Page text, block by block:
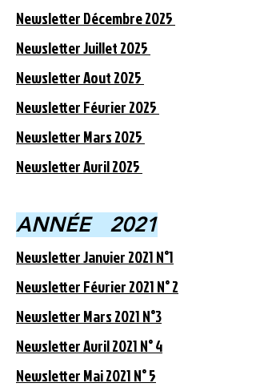
Newsletter Décembre 2025
Newsletter Juillet 2025
Newsletter Aout 2025
Newsletter Février 2025
Newsletter Mars 2025
Newsletter Avril 2025
ANNÉE 2021
Newsletter Janvier 2021 N°1
Newsletter Février 2021 N° 2
Newsletter Mars 2021 N°3
Newsletter Avril 2021 N° 4
Newsletter Mai 2021 N° 5